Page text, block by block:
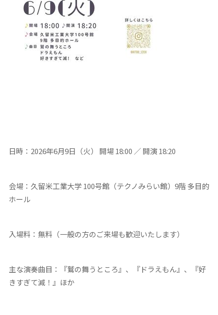
日時： 2026年6月9日（火） 開場18:00 ／ 開演18:20
会場：久留米工業大学 100号館（テクノみらい館） 9階 多目的
ホール
入場料：無料（一般の方のご来場も歓迎いたします）
主な演奏曲目：『鷲の舞うところ』、『ドラえもん』、『好
きすぎて減！』ほか